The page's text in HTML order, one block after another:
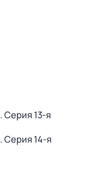
. Серия 13-я
. Серия 14-я